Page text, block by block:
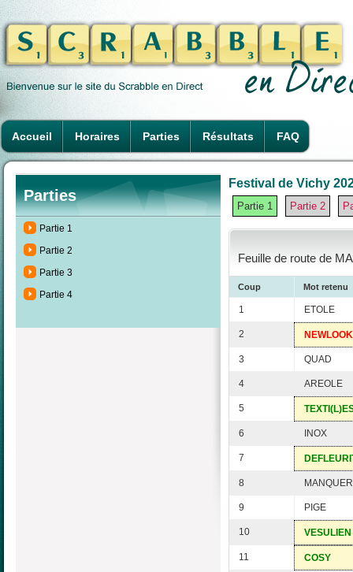
Accueil Horaires Parties Résultats FAQ
Parties
Partie 1
Partie 2
Partie 3
Partie 4
Festival de Vichy
Partie 1 Partie 2
Feuille de route de
Coup Mot retenu
1 ETOLE
2 NEWLOOK
3 QUAD
4 AREOLE
5
6 INOX
7
8 MANQUER
9 PIGE
10 VESULIEN
11 COSY